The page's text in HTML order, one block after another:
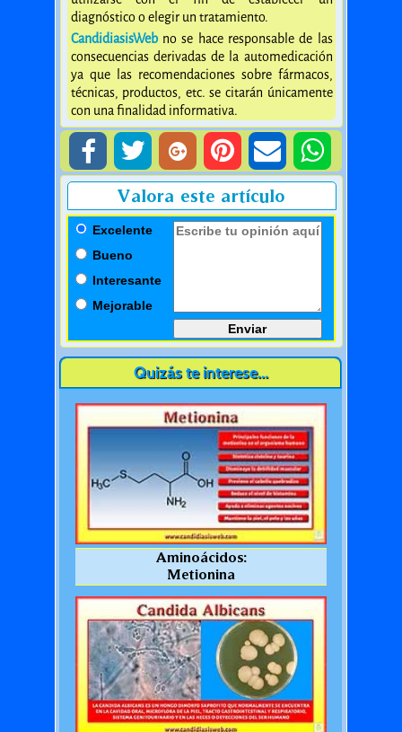
diagnóstico o elegir un tratamiento.
CandidiasisWebno se hace responsable de las
consecuencias derivadas de la automedicación
ya que las recomendaciones sobre fármacos,
técnicas, productos, etc. se citarán únicamente
con una finalidad informativa.
Valora este artículo
Excelente
Bueno
Interesante
Mejorable
Quizás te interese...
Aminoácidos:
Metionina